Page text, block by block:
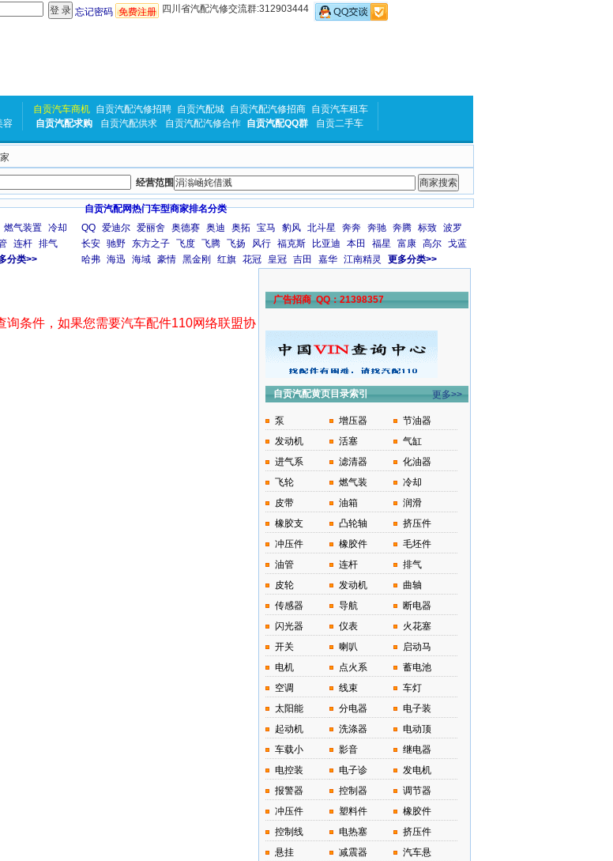
忘记密码 免费注册 四川省汽配汽修交流群:312903444
容
自贡汽车商机 自贡汽配汽修招聘 自贡汽配城 自贡汽配汽修招商 自贡汽车租车
自贡汽配求购
自贡汽配供求 自贡汽配汽修合作 自贡汽配QQ群 自贡二手车
经营范围
燃气装置 冷却
连杆 排气
分类>>
自贡汽配网热门车型商家排名分类
QQ 爱迪尔 爱丽舍 奥德赛 奥迪 奥拓 宝马 豹风 北斗星 奔奔 奔驰 奔腾 标致 波罗
长安 驰野 东方之子 飞度 飞腾 飞扬 风行 福克斯 比亚迪 本田 福星 富康 高尔 戈蓝
哈弗 海迅 海域 豪情 黑金刚 红旗 花冠 皇冠 吉田 嘉华 江南精灵 更多分类>>
条件，如果您需要汽车配件110网络联盟协
广告招商 QQ：21398357
自贡汽配黄页目录索引 更多>>
泵 增压器
节油器
发动机
活塞
气缸
进气系
滤清器
化油器
飞轮
燃气装
冷却
皮带
油箱
润滑
橡胶支
凸轮轴
挤压件
冲压件
橡胶件
毛坯件
油管
连杆
排气
皮轮
发动机
曲轴
传感器
导航
断电器
闪光器
仪表
火花塞
开关
喇叭
启动马
电机
点火系
蓄电池
空调
线束
车灯
太阳能
分电器
电子装
起动机
洗涤器
电动顶
车载小
影音
继电器
电控装
电子诊
发电机
报警器
控制器
调节器
冲压件
塑料件
橡胶件
控制线
电热塞
挤压件
悬挂
减震器
汽车悬